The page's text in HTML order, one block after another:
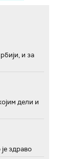
и за
дели и
здраво